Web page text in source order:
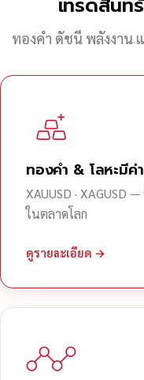
ทองคำ ดัชนี พลังงาน
ทองคำ & โลหะมีค่า
XAUUSD ·
ในตลาดโลก
ดูรายละเอียด →